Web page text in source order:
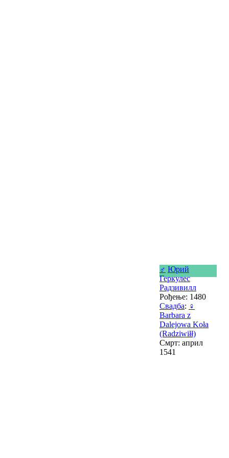
♂ Юрий
Геркулес
Радзивилл
Рођење: 1480
Свадба: ♀
Barbara z
Dalejowa Koła
(Radziwiłł)
Смрт: април
1541